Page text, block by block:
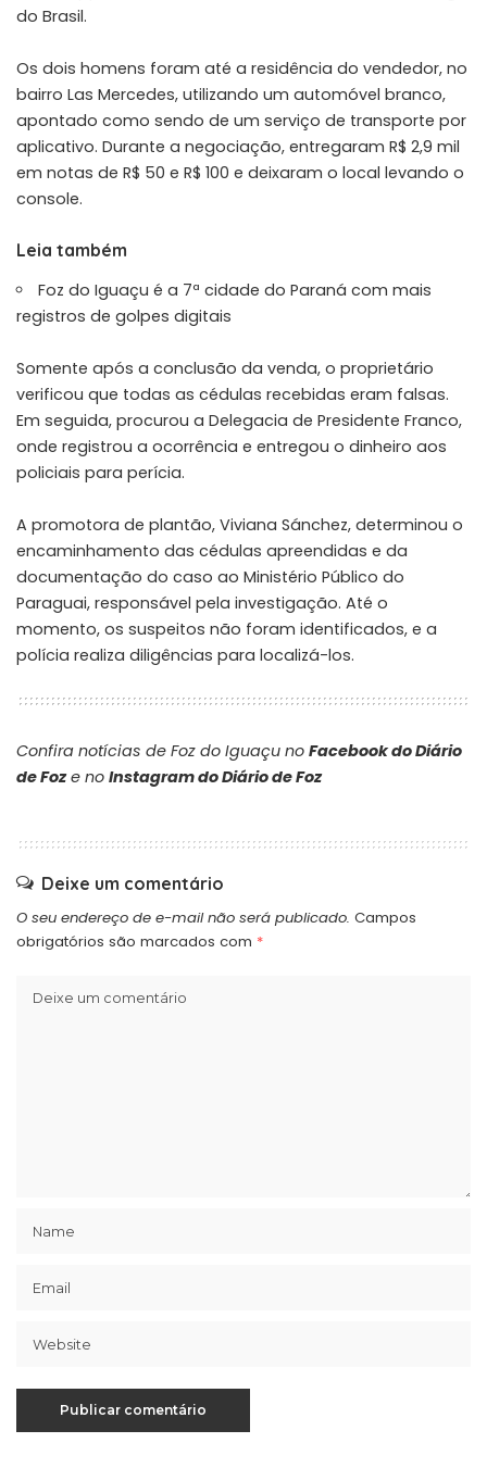
do Brasil.
Os dois homens foram até a residência do vendedor, no
bairro Las Mercedes, utilizando um automóvel branco,
apontado como sendo de um serviço de transporte por
aplicativo. Durante a negociação, entregaram R$ 2,9 mil
em notas de R$ 50 e R$ 100 e deixaram o local levando o
console.
Leia também
Foz do Iguaçu é a 7ª cidade do Paraná com mais
registros de golpes digitais
Somente após a conclusão da venda, o proprietário
verificou que todas as cédulas recebidas eram falsas.
Em seguida, procurou a Delegacia de Presidente Franco,
onde registrou a ocorrência e entregou o dinheiro aos
policiais para perícia.
A promotora de plantão, Viviana Sánchez, determinou o
encaminhamento das cédulas apreendidas e da
documentação do caso ao Ministério Público do
Paraguai, responsável pela investigação. Até o
momento, os suspeitos não foram identificados, e a
polícia realiza diligências para localizá-los.
Confira notícias de Foz do Iguaçu no Facebook do Diário
de Foze no Instagram do Diário de Foz
Deixe um comentário
O seu endereço de e-mail não será publicado. Campos
obrigatórios são marcados com *